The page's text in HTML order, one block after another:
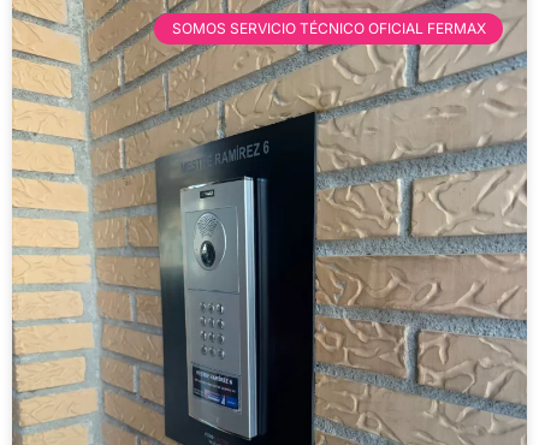
SOMOS SERVICIO TÉCNICO OFICIAL FERMAX